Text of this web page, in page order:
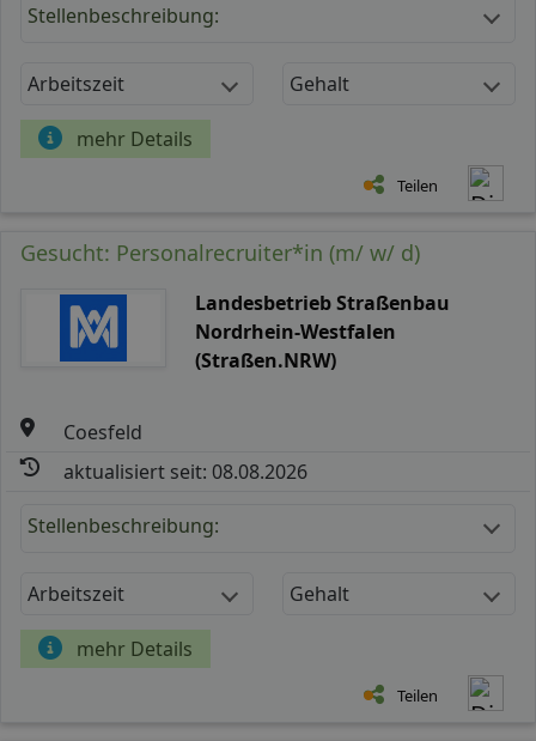
Stellenbeschreibung:
Arbeitszeit Gehalt
mehr Details
Teilen
Gesucht: Personalrecruiter*in (m/ w/ d)
Landesbetrieb Straßenbau
Nordrhein-Westfalen
(Straßen.NRW)
Coesfeld
aktualisiert seit: 08.08.2026
Stellenbeschreibung:
Arbeitszeit Gehalt
mehr Details
Teilen